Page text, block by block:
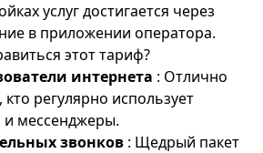
услуг достигается через
в приложении оператора.
этот тариф?
интернета : Отлично
кто регулярно использует
и мессенджеры.
звонков : Щедрый пакет